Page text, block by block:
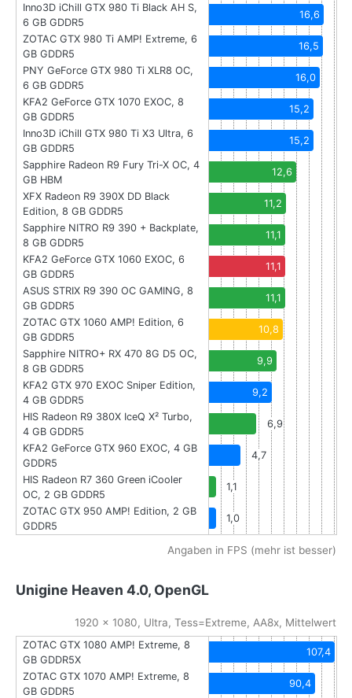
Inno3D iChill GTX 980 Ti Black AH S,
6 GB GDDR5
16,6
ZOTAC GTX 980 Ti AMP! Extreme, 6
GB GDDR5
16,5
PNY GeForce GTX 980 Ti XLR8 OC,
6 GB GDDR5
16,0
KFA2 GeForce GTX 1070 EXOC, 8
GB GDDR5
15,2
Inno3D iChill GTX 980 Ti X3 Ultra, 6
GB GDDR5
15,2
Sapphire Radeon R9 Fury Tri-X OC, 4
GB HBM
12,6
XFX Radeon R9 390X DD Black
Edition, 8 GB GDDR5
11,2
Sapphire NITRO R9 390 + Backplate,
8 GB GDDR5
11,1
KFA2 GeForce GTX 1060 EXOC, 6
GB GDDR5
11,1
ASUS STRIX R9 390 OC GAMING, 8
GB GDDR5
11,1
ZOTAC GTX 1060 AMP! Edition, 6
GB GDDR5
10,8
Sapphire NITRO+ RX 470 8G D5 OC,
8 GB GDDR5
9,9
KFA2 GTX 970 EXOC Sniper Edition,
4 GB GDDR5
9,2
HIS Radeon R9 380X IceQ X² Turbo,
4 GB GDDR5
6,9
KFA2 GeForce GTX 960 EXOC, 4 GB
GDDR5
4,7
HIS Radeon R7 360 Green iCooler
OC, 2 GB GDDR5
1,1
ZOTAC GTX 950 AMP! Edition, 2 GB
GDDR5
1,0
Angaben in FPS (mehr ist besser)
Unigine Heaven 4.0, OpenGL
1920 x 1080, Ultra, Tess=Extreme, AA8x, Mittelwert
ZOTAC GTX 1080 AMP! Extreme, 8
GB GDDR5X
107,4
ZOTAC GTX 1070 AMP! Extreme, 8
GB GDDR5
90,4